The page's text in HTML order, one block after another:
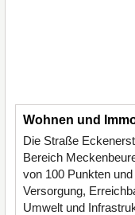
Wohnen und
Die Straße
Bereich
von 100 Punkten
Versorgung,
Umwelt und